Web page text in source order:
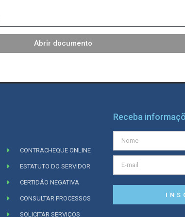
Abrir documento
CONTRACHEQUE ONLINE
ESTATUTO DO SERVIDOR
CERTIDÃO NEGATIVA
CONSULTAR PROCESSOS
SOLICITAR SERVIÇOS
Receba